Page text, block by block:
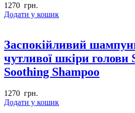
1270 грн.
Додати у кошик
Заспокійливий
чутливої шкіри голови
Soothing Shampoo
1270 грн.
Додати у кошик